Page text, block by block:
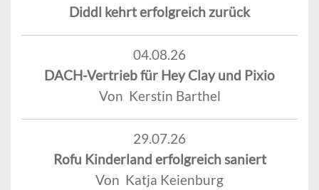
Diddl kehrt erfolgreich zurück
04.08.26
DACH-Vertrieb für Hey Clay und Pixio
Von Kerstin Barthel
29.07.26
Rofu Kinderland erfolgreich saniert
Von Katja Keienburg